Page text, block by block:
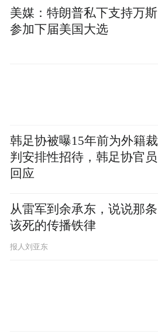
美媒：特朗普私下支持万斯
参加下届美国大选
韩足协被曝15年前为外籍裁
判安排性招待，韩足协官员
回应
从雷军到余承东，说说那条
该死的传播铁律
报人刘亚东